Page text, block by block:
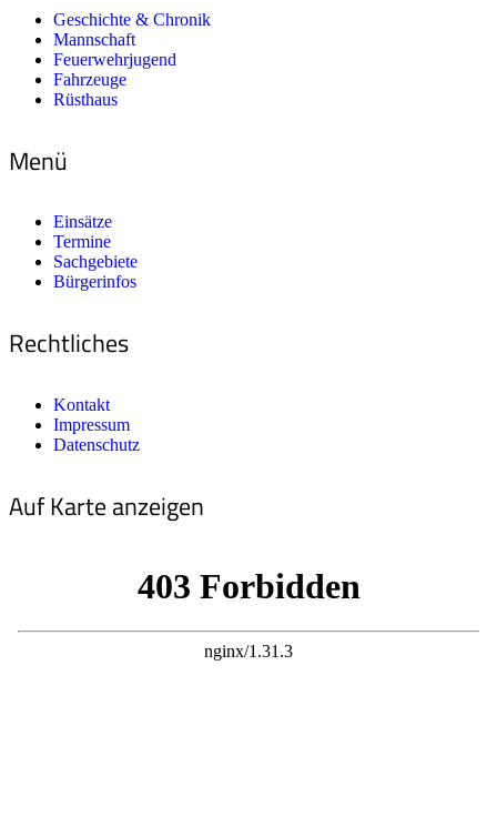
Geschichte & Chronik
Mannschaft
Feuerwehrjugend
Fahrzeuge
Rüsthaus
Menü
Einsätze
Termine
Sachgebiete
Bürgerinfos
Rechtliches
Kontakt
Impressum
Datenschutz
Auf Karte anzeigen